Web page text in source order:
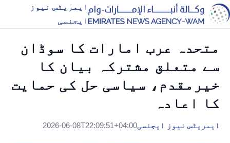
ایمریٹس نیوز
ایجنسی
متحدہ عرب امارات کا سوڈان
سے متعلق مشترکہ بیان کا
خیرمقدم، سیاسی حل کی حمایت
کا اعادہ
ایمریٹس نیوز ایجنسی2026-06-08T22:09:51+04:00